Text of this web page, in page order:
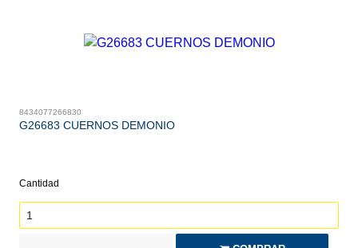
8434077266830
G26683 CUERNOS DEMONIO
Cantidad